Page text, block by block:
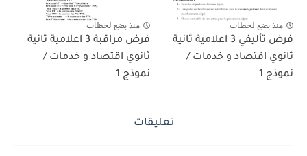
منذ بضع لحظات
فرض تأليفي 3 اعلامية ثانية
ثانوي اقتصاد و خدمات /
نموذج 1
منذ بضع لحظات
فرض مراقبة 3 اعلامية ثانية
ثانوي اقتصاد و خدمات /
نموذج 1
تعليقات